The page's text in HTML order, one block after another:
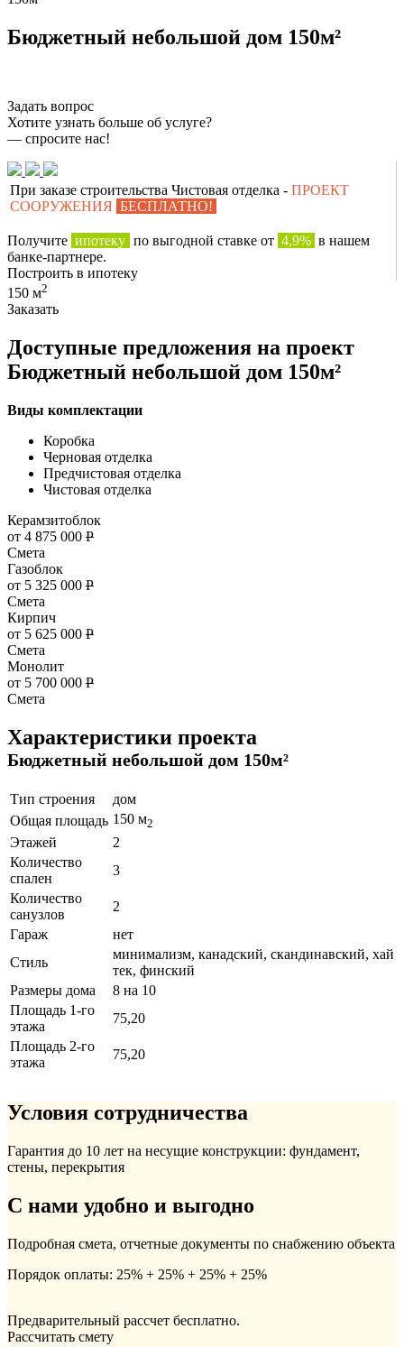
Бюджетный небольшой дом 150м²
Задать вопрос
Хотите узнать больше об услуге?
— спросите нас!
При заказе строительства Чистовая отделка - ПРОЕКТ
СООРУЖЕНИЯ БЕСПЛАТНО!
Получите ипотеку по выгодной ставке от 4,9% в нашем
банке-партнере.
Построить в ипотеку
150 м2
Заказать
Доступные предложения на проект
Бюджетный небольшой дом 150м²
Виды комплектации
Коробка
Черновая отделка
Предчистовая отделка
Чистовая отделка
Керамзитоблок
от 4 875 000 Р
Смета
Газоблок
от 5 325 000 Р
Смета
Кирпич
от 5 625 000 Р
Смета
Монолит
от 5 700 000 Р
Смета
Характеристики проекта
Бюджетный небольшой дом 150м²
Тип строения
дом
Общая площадь 150 м2
Этажей
2
Количество
спален
3
Количество
санузлов
2
Гараж
нет
Стиль
минимализм, канадский, скандинавский, хай
тек, финский
Размеры дома
8 на 10
Площадь 1-го
этажа
75,20
Площадь 2-го
этажа
75,20
Условия сотрудничества
Гарантия до 10 лет на несущие конструкции: фундамент,
стены, перекрытия
С нами удобно и выгодно
Подробная смета, отчетные документы по снабжению объекта
Порядок оплаты: 25% + 25% + 25% + 25%
Предварительный рассчет бесплатно.
Рассчитать смету